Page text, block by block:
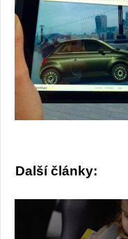
Další články: